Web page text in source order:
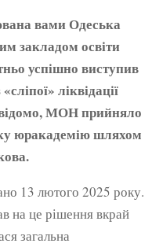
вами Одеська
закладом освіти
успішно виступив
ліквідації
відомо, МОН прийняло
юракадемію шляхом
13 лютого 2025 року.
на це рішення вкрай
загальна